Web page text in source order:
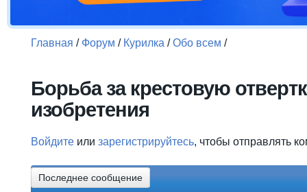
Главная / Форум / Курилка /Обо всем /
Борьба за крестовую
изобретения
Войдите или зарегистрируйтесь, чтобы отправлять
Последнее сообщение